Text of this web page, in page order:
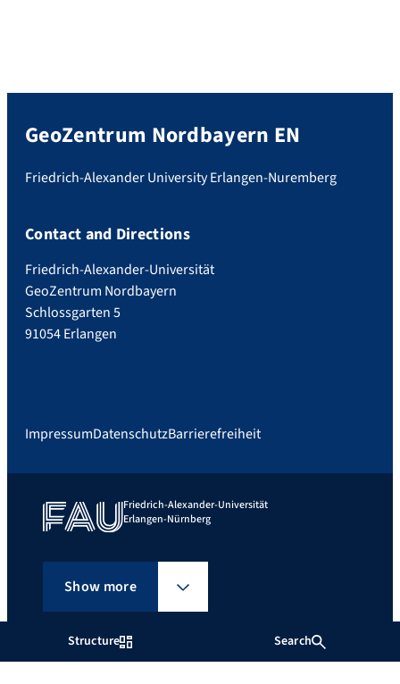
Structure Search
GeoZentrum Nordbayern EN
Friedrich-Alexander University Erlangen-Nuremberg
Contact and Directions
Friedrich-Alexander-Universität
GeoZentrum Nordbayern
Schlossgarten 5
91054 Erlangen
ImpressumDatenschutzBarrierefreiheit
Friedrich-Alexander-Universität
Erlangen-Nürnberg
Show more